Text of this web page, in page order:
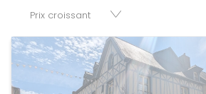
commerces, appartements, maisons,